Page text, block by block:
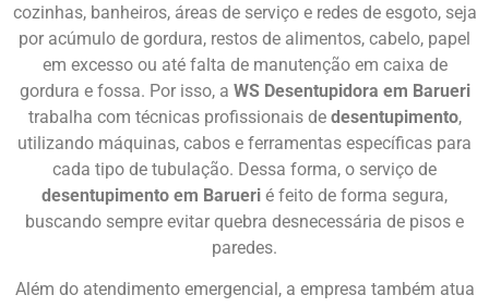
cozinhas, banheiros, áreas de serviço e redes de esgoto, seja
por acúmulo de gordura, restos de alimentos, cabelo, papel
em excesso ou até falta de manutenção em caixa de
gordura e fossa. Por isso, a WS Desentupidora em Barueri
trabalha com técnicas profissionais de desentupimento,
utilizando máquinas, cabos e ferramentas específicas para
cada tipo de tubulação. Dessa forma, o serviço de
desentupimento em Barueri é feito de forma segura,
buscando sempre evitar quebra desnecessária de pisos e
paredes.
Além do atendimento emergencial, a empresa também atua